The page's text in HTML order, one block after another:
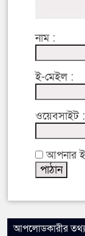
নাম :
ই-মেইল :
ওয়েবসাইট :
আপনার
আপলোডকারীর তথ্য